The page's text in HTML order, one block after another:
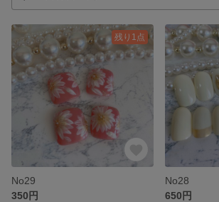
残り1点
No29
350円
No28
650円